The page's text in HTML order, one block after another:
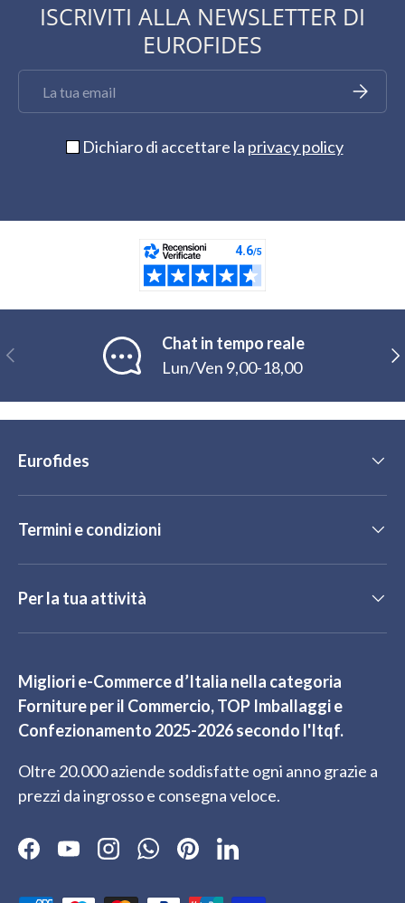
ISCRIVITI ALLA NEWSLETTER DI
EUROFIDES
Iscriviti
Dichiaro di accettare la privacy policy
Indietro
Chat in tempo reale
Lun/Ven 9,00-18,00
Eurofides
Termini e condizioni
Per la tua attività
Migliori e-Commerce d’Italia nella categoria
Forniture per il Commercio, TOP Imballaggi e
Confezionamento 2025-2026 secondo l'Itqf.
Oltre 20.000 aziende soddisfatte ogni anno grazie a
prezzi da ingrosso e consegna veloce.
Facebook
YouTubeInstagramWhatsApp
PinterestLinkedIn